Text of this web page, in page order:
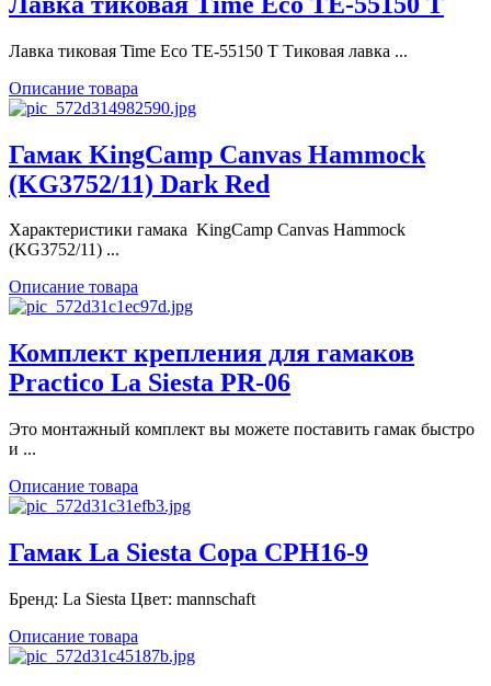
Лавка тиковая Time Eco ТЕ-55150 Т Тиковая лавка ...
Описание товара
Гамак KingСamp Canvas Hammock
(KG3752/11) Dark Red
Характеристики гамака KingСamp Canvas Hammock
(KG3752/11) ...
Описание товара
Комплект крепления для гамаков
Practico La Siesta PR-06
Это монтажный комплект вы можете поставить гамак быстро
и ...
Описание товара
Гамак La Siesta Copa CPH16-9
Бренд: La Siesta Цвет: mannschaft
Описание товара